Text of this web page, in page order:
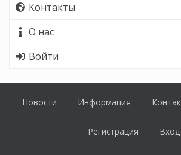
Контакты
О нас
Войти
Новости Информация
Регистрация Вход